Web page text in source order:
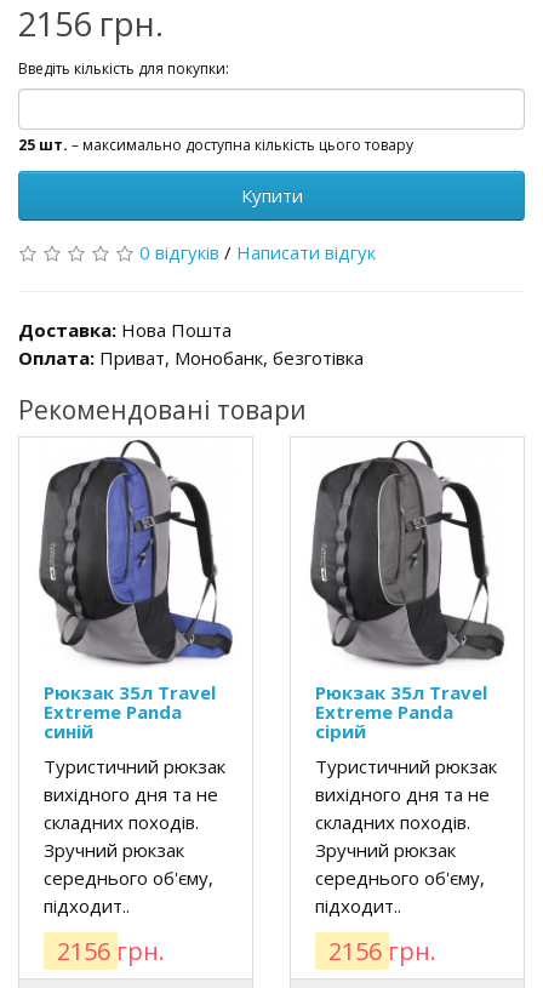
2156 грн.
Введіть кількість для покупки:
25 шт. – максимально доступна кількість цього товару
Купити
0 відгуків / Написати відгук
Доставка: Нова Пошта
Оплата: Приват, Монобанк, безготівка
Рекомендовані товари
Рюкзак 35л Travel
Extreme Panda
синій
Туристичний рюкзак
вихідного дня та не
складних походів.
Зручний рюкзак
середнього об'єму,
підходит..
2156 грн.
Рюкзак 35л Travel
Extreme Panda
сірий
Туристичний рюкзак
вихідного дня та не
складних походів.
Зручний рюкзак
середнього об'єму,
підходит..
2156 грн.